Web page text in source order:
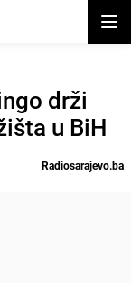
drži
u BiH
Radiosarajevo.ba